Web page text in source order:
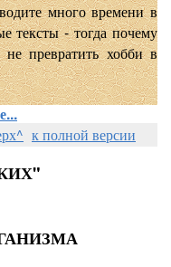
много времени в
тексты - тогда почему
превратить хобби в
к полной версии